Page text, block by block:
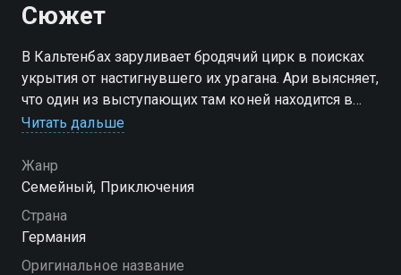
Сюжет
В Кальтенбах заруливает бродячий цирк в поисках
укрытия от настигнувшего их урагана. Ари выясняет,
что один из выступающих там коней находится в
смертельной опасности, и вместе со своим другом
Читать дальше
Жанр
Cемейный, Приключения
Страна
Германия
Оригинальное название